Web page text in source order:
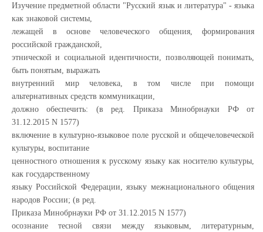
Изучение предметной области "Русский язык и литература" - языка
как знаковой системы,
лежащей в основе человеческого общения, формирования
российской гражданской,
этнической и социальной идентичности, позволяющей понимать,
быть понятым, выражать
внутренний мир человека, в том числе при помощи
альтернативных средств коммуникации,
должно обеспечить: (в ред. Приказа Минобрнауки РФ от
31.12.2015 N 1577)
включение в культурно-языковое поле русской и общечеловеческой
культуры, воспитание
ценностного отношения к русскому языку как носителю культуры,
как государственному
языку Российской Федерации, языку межнационального общения
народов России; (в ред.
Приказа Минобрнауки РФ от 31.12.2015 N 1577)
осознание тесной связи между языковым, литературным,